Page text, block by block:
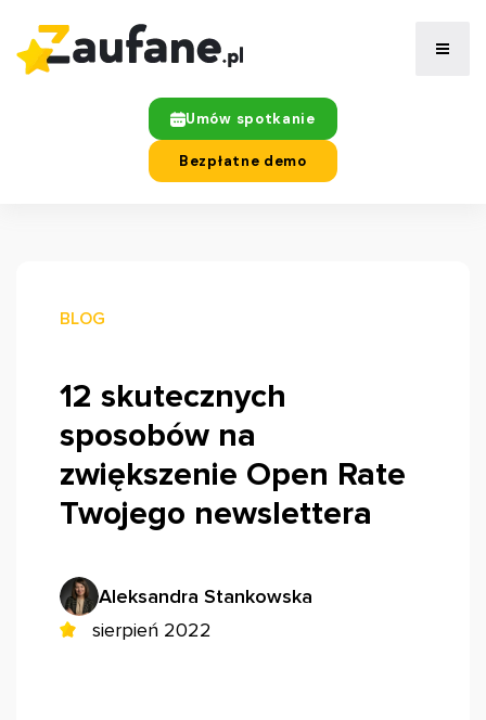
Umów spotkanie
Bezpłatne demo
BLOG
12 skutecznych
sposobów na
zwiększenie Open Rate
Twojego newslettera
Aleksandra Stankowska
sierpień 2022